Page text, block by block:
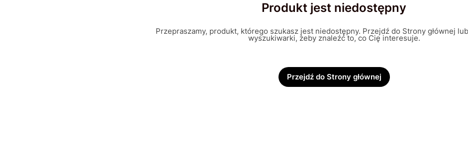
Produkt jest niedostępny
Przepraszamy, produkt, którego szukasz jest niedostępny. Przejdź do Strony głównej
wyszukiwarki, żeby znaleźć to, co Cię interesuje.
Przejdź do Strony głównej